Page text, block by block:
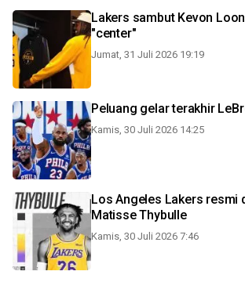
Lakers sambut Kevon
"center"
Jumat, 31 Juli 2026 19:19
Peluang gelar terakhir
Kamis, 30 Juli 2026 14:25
Los Angeles Lakers resmi
Matisse Thybulle
Kamis, 30 Juli 2026 7:46